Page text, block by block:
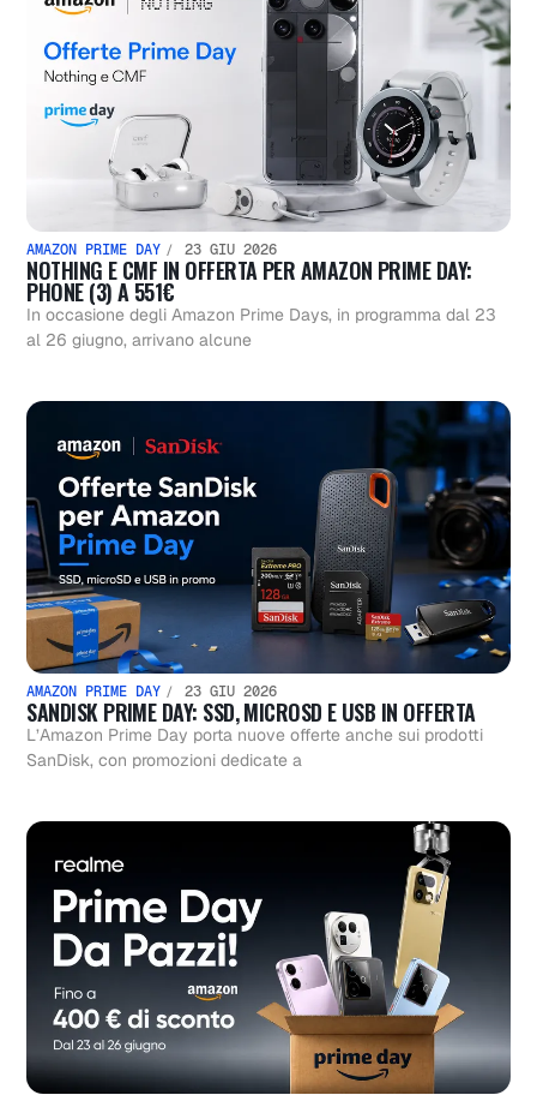
AMAZON PRIME DAY 23 GIU 2026
NOTHING E CMF IN OFFERTA PER AMAZON PRIME DAY:
PHONE (3) A 551€
In occasione degli Amazon Prime Days, in programma dal 23
al 26 giugno, arrivano alcune
AMAZON PRIME DAY 23 GIU 2026
SANDISK PRIME DAY: SSD, MICROSD E USB IN OFFERTA
L’Amazon Prime Day porta nuove offerte anche sui prodotti
SanDisk, con promozioni dedicate a